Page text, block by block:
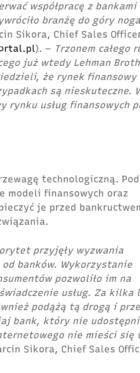
współpracę z bankami
branżę do góry
Sikora, Chief Sales Officer
). – Trzonem całego
już wtedy Lehman
że rynek
są nieskuteczne.
rynku usług finansowych
technologiczną.
modeli finansowych oraz
je przed
przyjęły wyzwania
banków. Wykorzystanie
pozwoliło im na
usług. Za kilka
podążą tą drogą i
bank, który nie
nie mieści się
Sikora, Chief Sales